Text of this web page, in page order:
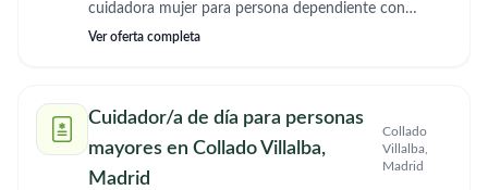
cuidadora mujer para persona dependiente con
Alzheimer
Ver oferta completa
Cuidador/a de día para personas
mayores en Collado Villalba,
Madrid
Collado
Villalba,
Madrid